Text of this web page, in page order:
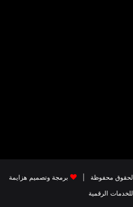
برمجة وتصميم هزايمة
للخدمات الرقمية